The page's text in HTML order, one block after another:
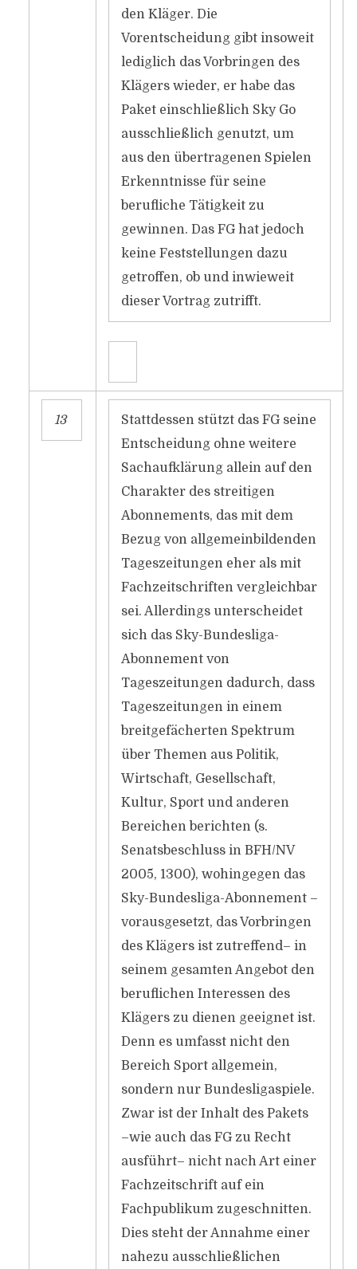
den Kläger. Die
Vorentscheidung gibt insoweit
lediglich das Vorbringen des
Klägers wieder, er habe das
Paket einschließlich Sky Go
ausschließlich genutzt, um
aus den übertragenen Spielen
Erkenntnisse für seine
berufliche Tätigkeit zu
gewinnen. Das FG hat jedoch
keine Feststellungen dazu
getroffen, ob und inwieweit
dieser Vortrag zutrifft.
13
Stattdessen stützt das FG seine
Entscheidung ohne weitere
Sachaufklärung allein auf den
Charakter des streitigen
Abonnements, das mit dem
Bezug von allgemeinbildenden
Tageszeitungen eher als mit
Fachzeitschriften vergleichbar
sei. Allerdings unterscheidet
sich das Sky-Bundesliga-
Abonnement von
Tageszeitungen dadurch, dass
Tageszeitungen in einem
breitgefächerten Spektrum
über Themen aus Politik,
Wirtschaft, Gesellschaft,
Kultur, Sport und anderen
Bereichen berichten (s.
Senatsbeschluss in BFH/NV
2005, 1300), wohingegen das
Sky-Bundesliga-Abonnement –
vorausgesetzt, das Vorbringen
des Klägers ist zutreffend– in
seinem gesamten Angebot den
beruflichen Interessen des
Klägers zu dienen geeignet ist.
Denn es umfasst nicht den
Bereich Sport allgemein,
sondern nur Bundesligaspiele.
Zwar ist der Inhalt des Pakets
–wie auch das FG zu Recht
ausführt– nicht nach Art einer
Fachzeitschrift auf ein
Fachpublikum zugeschnitten.
Dies steht der Annahme einer
nahezu ausschließlichen